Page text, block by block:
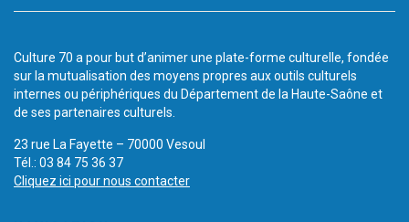
Culture 70 a pour but d’animer une plate-forme culturelle, fondée
sur la mutualisation des moyens propres aux outils culturels
internes ou périphériques du Département de la Haute-Saône et
de ses partenaires culturels.
23 rue La Fayette – 70000 Vesoul
Tél.: 03 84 75 36 37
Cliquez ici pour nous contacter